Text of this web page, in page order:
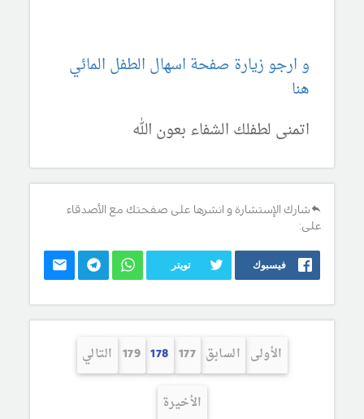
و ارجو زيارة صفحة اسهال الطفل المائي
هنا
اتمنى لطفلك الشفاء بعون الله
شارك الإستشارة و انشرها على صفحتك مع الأصدقاء
على:
فيسبوك تويتر
الأولى السابق 177
178
179 التالي
الأخيرة